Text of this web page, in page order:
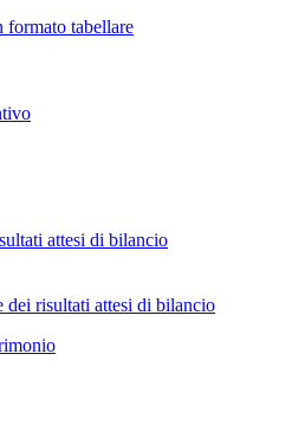
formato tabellare
attesi di bilancio
dei risultati attesi di bilancio